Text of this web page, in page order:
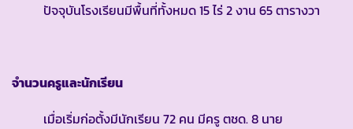
ปัจจุบันโรงเรียนมีพื้นที่ทั้งหมด 15 ไร่ 2 งาน 65 ตารางวา
จำนวนครูและนักเรียน
เมื่อเริ่มก่อตั้งมีนักเรียน 72 คน มีครู ตชด. 8 นาย